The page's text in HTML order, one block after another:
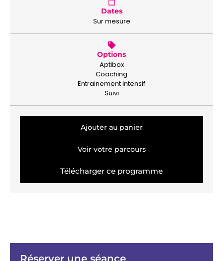
Dates
Sur mesure
Options
Aptibox
Coaching
Entrainement intensif
Suivi
Ajouter au panier
Voir votre parcours
Télécharger ce programme